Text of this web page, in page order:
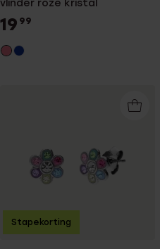
vlinder roze kristal
19 99
Stapekorting